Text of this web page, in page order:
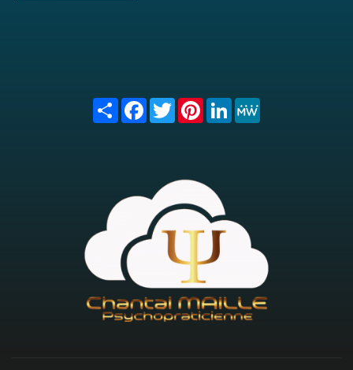
Share FacebookTwitterPinterest
LinkedIn